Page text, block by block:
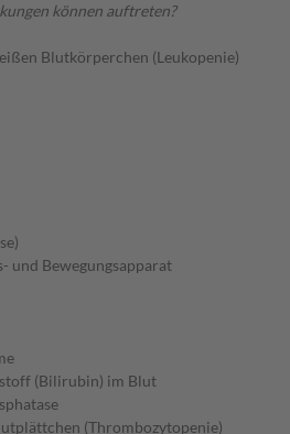
können auftreten?
Blutkörperchen (Leukopenie)
und Bewegungsapparat
(Bilirubin) im Blut
(Thrombozytopenie)